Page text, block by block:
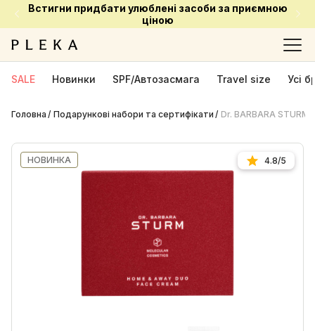
Встигни придбати улюблені засоби за приємною
ціною
SALE Новинки SPF/Автозасмага Travel size Усі
Головна Подарункові набори та сертифікати Dr. BARBARA
НОВИНКА 4.8/5